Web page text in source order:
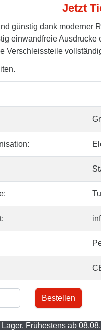
Jetzt
günstig dank moderner
einwandfreie
Verschleissteile
Bestellen
Frühestens ab